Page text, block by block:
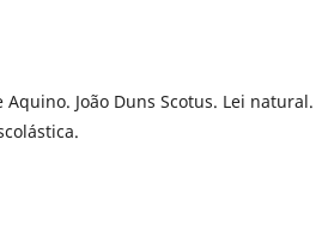
Aquino. João Duns Scotus. Lei natural.